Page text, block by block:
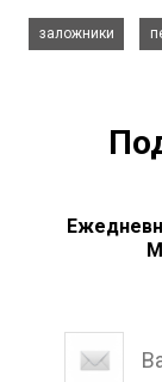
заложники